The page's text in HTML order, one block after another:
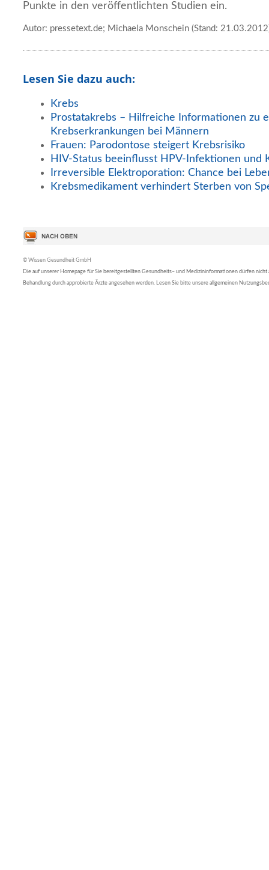
Punkte in den veröffentlichten Studien ein.
Autor: pressetext.de; Michaela Monschein (Stand:
Lesen Sie dazu auch:
Krebs
Prostatakrebs – Hilfreiche Informationen zu
Krebserkrankungen bei Männern
Frauen: Parodontose steigert Krebsrisiko
HIV-Status beeinflusst HPV-Infektionen und
Irreversible Elektroporation: Chance bei
Krebsmedikament verhindert Sterben von
© Wissen Gesundheit GmbH
Die auf unserer Homepage für Sie bereitgestellten Gesundheits– und Medizininformationen dürfen nicht
Behandlung durch approbierte Ärzte angesehen werden. Lesen Sie bitte unsere allgemeinen